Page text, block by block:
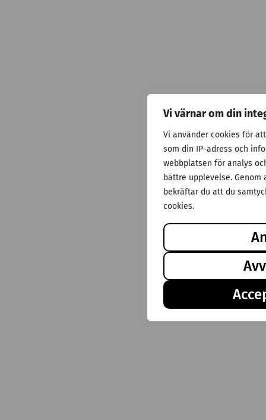
Vi värnar om din
Vi använder cookies för
som din IP-adress och
webbplatsen för analys
bättre upplevelse.
bekräftar du att du
cookies.